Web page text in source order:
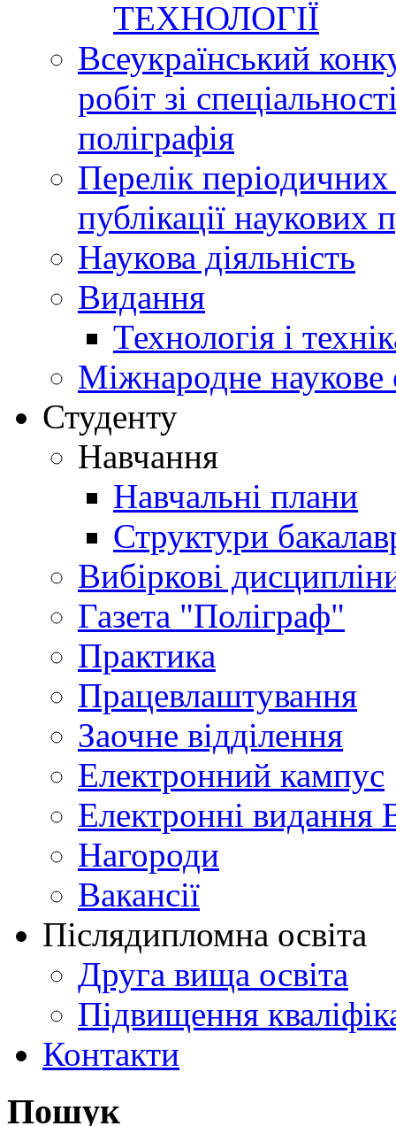
ТЕХНОЛОГІЇ
Всеукраїнський
робіт зі
поліграфія
Перелік
публікації наукових
Наукова діяльність
Видання
Технологія і
Міжнародне наукове
Студенту
Навчання
Навчальні плани
Структури
Вибіркові
Газета "Поліграф"
Практика
Працевлаштування
Заочне відділення
Електронний кампус
Електронні видання
Нагороди
Вакансії
Післядипломна освіта
Друга вища освіта
Підвищення
Контакти
Пошук